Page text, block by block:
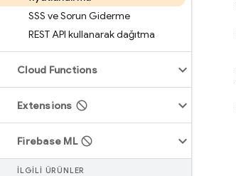
SSS ve Sorun Giderme
REST API kullanarak dağıtma
Cloud Functions
Extensions
Firebase ML
İLGİLİ ÜRÜNLER